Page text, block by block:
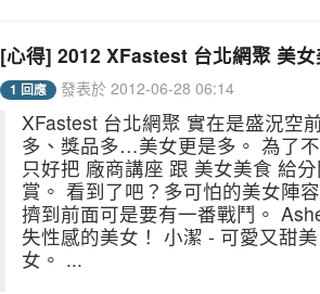
[心得] 2012 XFastest 台北網聚 美
1 回應 發表於 2012-06-28 06:14
XFastest 台北網聚 實在是盛況空
多、獎品多…美女更是多。 為了
只好把 廠商講座 跟 美女美食 給
賞。 看到了吧？多可怕的美女陣
擠到前面可是要有一番戰鬥。
失性感的美女！ 小潔 - 可愛又甜
女。 ...